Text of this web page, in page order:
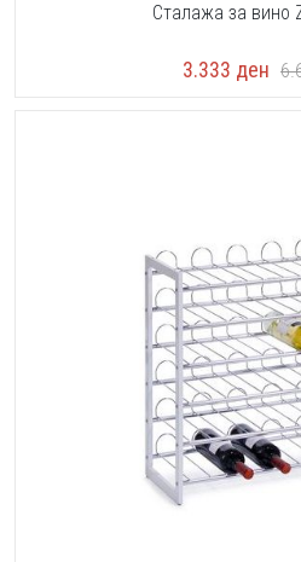
Сталажа за вино
3.333 ден